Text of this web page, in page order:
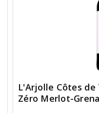
L'Arjolle Côtes
Zéro Merlot-